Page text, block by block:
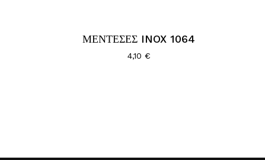
ΜΕΝΤΕΣΕΣ INOX 1064
4,10 €